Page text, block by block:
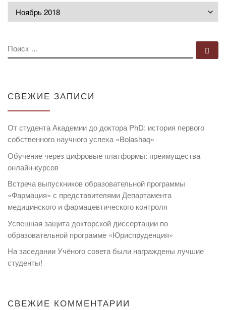
ПОИСК
СВЕЖИЕ ЗАПИСИ
От студента Академии до доктора PhD: история первого
собственного научного успеха «Bolashaq»
Обучение через цифровые платформы: преимущества
онлайн-курсов
Встреча выпускников образовательной программы
«Фармация» с представителями Департамента
медицинского и фармацевтического контроля
Успешная защита докторской диссертации по
образовательной программе «Юриспруденция»
На заседании Учёного совета были награждены лучшие
студенты!
СВЕЖИЕ КОММЕНТАРИИ